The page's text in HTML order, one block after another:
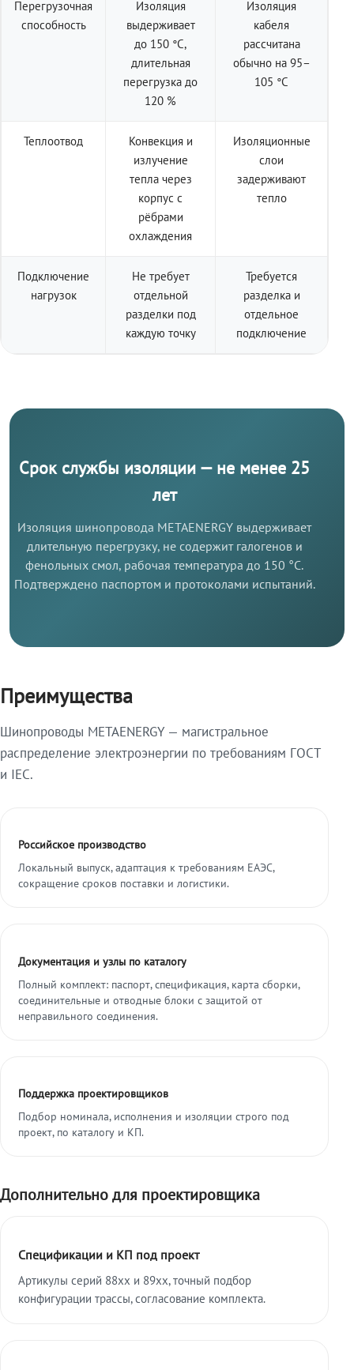
Перегрузочная
способность
Изоляция
выдерживает
до 150 °C,
длительная
перегрузка до
120 %
Изоляция
кабеля
рассчитана
обычно на 95–
105 °C
Теплоотвод
Конвекция и
излучение
тепла через
корпус с
рёбрами
охлаждения
Изоляционные
слои
задерживают
тепло
Подключение
нагрузок
Не требует
отдельной
разделки под
каждую точку
Требуется
разделка и
отдельное
подключение
Срок службы изоляции — не менее 25
лет
Изоляция шинопровода METAENERGY выдерживает
длительную перегрузку, не содержит галогенов и
фенольных смол, рабочая температура до 150 °C.
Подтверждено паспортом и протоколами испытаний.
Преимущества
Шинопроводы METAENERGY — магистральное
распределение электроэнергии по требованиям ГОСТ
и IEC.
Российское производство
Локальный выпуск, адаптация к требованиям ЕАЭС,
сокращение сроков поставки и логистики.
Документация и узлы по каталогу
Полный комплект: паспорт, спецификация, карта сборки,
соединительные и отводные блоки с защитой от
неправильного соединения.
Поддержка проектировщиков
Подбор номинала, исполнения и изоляции строго под
проект, по каталогу и КП.
Дополнительно для проектировщика
Спецификации и КП под проект
Артикулы серий 88xx и 89xx, точный подбор
конфигурации трассы, согласование комплекта.